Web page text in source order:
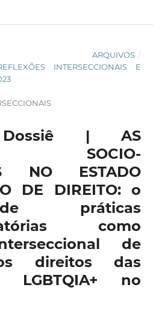
ARQUIVOS /
INTERSECCIONAIS E
Dossiê | AS
SOCIO-
NO ESTADO
DE DIREITO: o
práticas
como
de
direitos das
LGBTQIA+ no